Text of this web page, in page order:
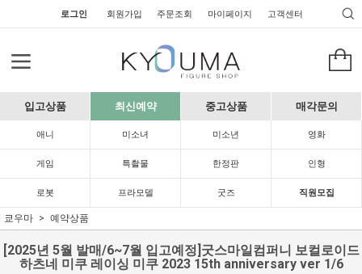
로그인 회원가입 주문조회 마이페이지 고객센터
입고상품 최신예약 중고상품 매각문의
애니 미소녀 미소년 영화
게임 특촬물 한정판 인형
로봇 프라모델 굿즈 직원모집
쿄우마 예약상품
[2025년 5월 발매/6~7월 입고예정]굿스마일컴퍼니 보컬로이드
하츠네 미쿠 레이싱 미쿠 2023 15th anniversary ver 1/6